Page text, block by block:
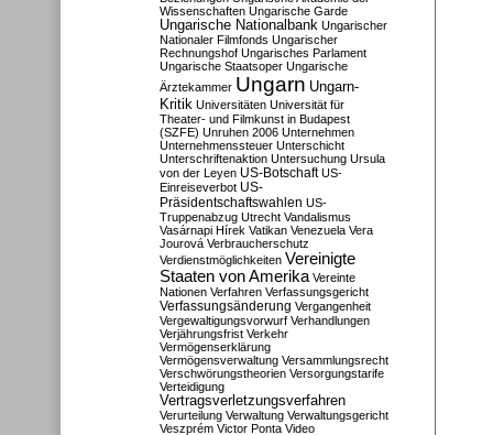
Wissenschaften Ungarische Garde
Ungarische Nationalbank Ungarischer
Nationaler Filmfonds Ungarischer
Rechnungshof Ungarisches Parlament
Ungarische Staatsoper Ungarische
Ärztekammer Ungarn Ungarn-
Kritik Universitäten Universität für
Theater- und Filmkunst in Budapest
(SZFE) Unruhen 2006 Unternehmen
Unternehmenssteuer Unterschicht
Unterschriftenaktion Untersuchung Ursula
von der Leyen US-Botschaft US-
Einreiseverbot US-
Präsidentschaftswahlen US-
Truppenabzug Utrecht Vandalismus
Vasárnapi Hírek Vatikan Venezuela Vera
Jourová Verbraucherschutz
Verdienstmöglichkeiten Vereinigte
Staaten von Amerika Vereinte
Nationen Verfahren Verfassungsgericht
Verfassungsänderung Vergangenheit
Vergewaltigungsvorwurf Verhandlungen
Verjährungsfrist Verkehr
Vermögenserklärung
Vermögensverwaltung Versammlungsrecht
Verschwörungstheorien Versorgungstarife
Verteidigung
Vertragsverletzungsverfahren
Verurteilung Verwaltung Verwaltungsgericht
Veszprém Victor Ponta Video